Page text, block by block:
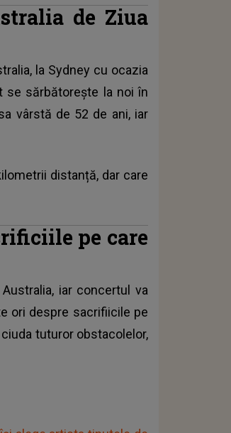
de Ziua
la Sydney cu ocazia
se sărbătorește la noi în
vârstă de 52 de ani, iar
distanță, dar care
pe care
iar concertul va
ori despre sacrifiicile pe
tuturor obstacolelor,